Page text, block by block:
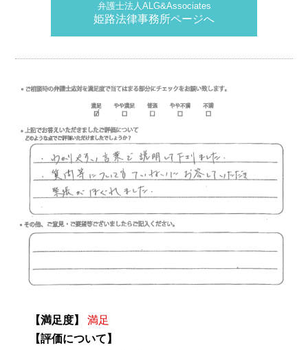
弁護士法人ALG&Associates
姫路法律事務所ページへ
【満足度】
満足
【評価について】